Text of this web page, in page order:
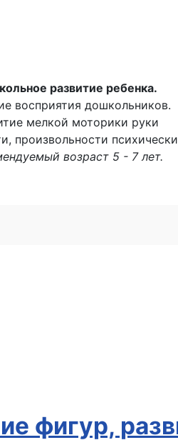
развитие ребенка.
восприятия дошкольников.
мелкой моторики руки
произвольности
возраст 5 - 7 лет.
фигур,